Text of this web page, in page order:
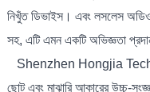
নিখুঁত ডিভাইস। এবং লসলেস অডিও
সহ, এটি এমন একটি অভিজ্ঞতা
Shenzhen Hongjia
ছোট এবং মাঝারি আকারের উচ্চ-